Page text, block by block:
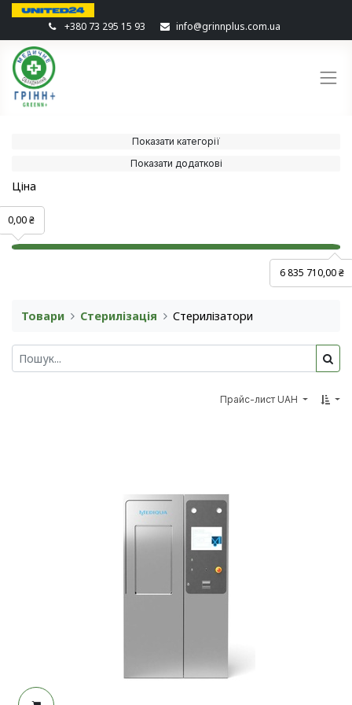
+380 73 295 15 93 info@grinnplus.com.ua
Показати категорії
Показати додаткові
Ціна
6 835 710,00 ₴
0,00 ₴
Товари Стерилізація Cтерилізатори
Прайс-лист UAH